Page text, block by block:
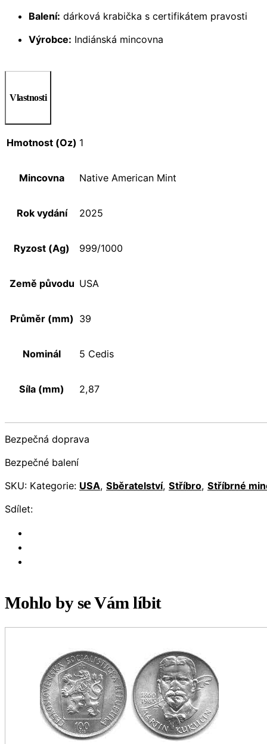
Balení: dárková krabička s certifikátem pravosti
Výrobce: Indiánská mincovna
Vlastnosti
Hmotnost (Oz) 1
Mincovna Native American Mint
Rok vydání 2025
Ryzost (Ag) 999/1000
Země původu USA
Průměr (mm) 39
Nominál 5 Cedis
Síla (mm) 2,87
Bezpečná doprava
Bezpečné balení
SKU: Kategorie: USA, Sběratelství, Stříbro, Stříbrné
Sdílet:
Mohlo by se Vám líbit